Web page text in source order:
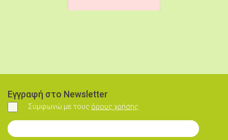
Εγγραφή στο Newsletter
Συμφωνώ
Συμφωνώ με τους όρους χρήσης
Εγγραφή στο Newsletter